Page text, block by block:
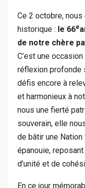
Ce 2 octobre,
historique : le 66e
de notre chère
C’est une
réflexion profonde
défis encore à
et harmonieux à
nous une fierté
souverain, elle
de bâtir une
épanouie,
d’unité et de
En ce jour